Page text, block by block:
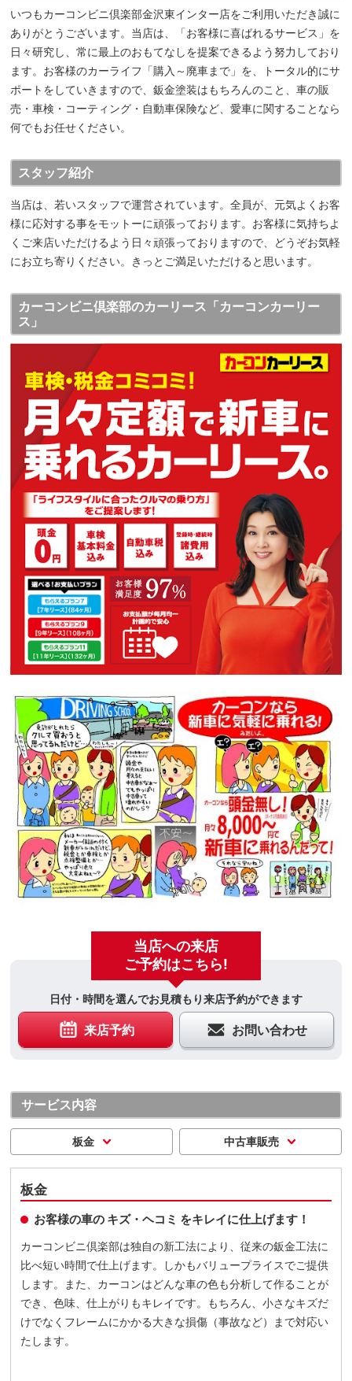
いつもカーコンビニ倶楽部金沢東インター店をご利用いただき誠に
ありがとうございます。当店は、「お客様に喜ばれるサービス」を
日々研究し、常に最上のおもてなしを提案できるよう努力しており
ます。お客様のカーライフ「購入～廃車まで」を、トータル的にサ
ポートをしていきますので、鈑金塗装はもちろんのこと、車の販
売・車検・コーティング・自動車保険など、愛車に関することなら
何でもお任せください。
スタッフ紹介
当店は、若いスタッフで運営されています。全員が、元気よくお客
様に応対する事をモットーに頑張っております。お客様に気持ちよ
くご来店いただけるよう日々頑張っておりますので、どうぞお気軽
にお立ち寄りください。きっとご満足いただけると思います。
カーコンビニ倶楽部のカーリース「カーコンカーリー
ス」
当店への来店
ご予約はこちら!
日付・時間を選んでお見積もり来店予約ができます
来店予約 お問い合わせ
サービス内容
板金 中古車販売
板金
お客様の車の キズ・ヘコミ をキレイに仕上げます！
カーコンビニ倶楽部は独自の新工法により、従来の鈑金工法に
比べ短い時間で仕上げます。しかもバリュープライスでご提供
します。また、カーコンはどんな車の色も分析して作ることが
でき、色味、仕上がりもキレイです。もちろん、小さなキズだ
けでなくフレームにかかる大きな損傷（事故など）まで対応い
たします。